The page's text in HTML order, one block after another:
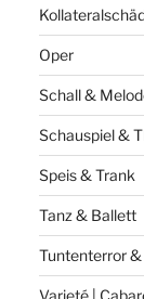
Oper
Schall &
Schauspiel &
Speis & Trank
Tanz & Ballett
Tuntenterror &